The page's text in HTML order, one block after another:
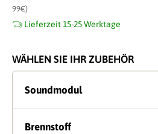
99€)
Lieferzeit 15-25 Werktage
WÄHLEN SIE IHR ZUBEHÖR
Soundmodul
Brennstoff